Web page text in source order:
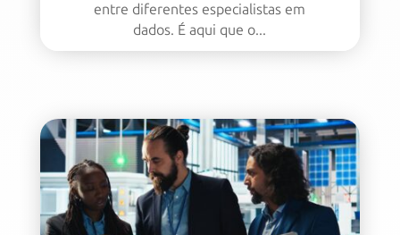
entre diferentes especialistas em
dados. É aqui que o...